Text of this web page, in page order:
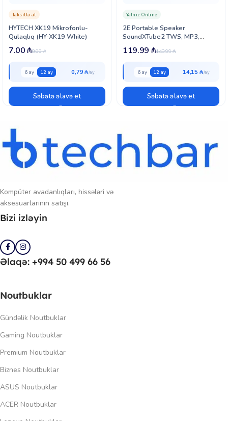
HYTECH XK19 Mikrofonlu-
Qulaqlıq (HY-XK19 White)
Taksitlə al
8.00₼
7.00₼
6 ay 12 ay 0,79 ₼
Səbətə əlavə et
2E Portable Speaker
SoundXTube2 TWS, MP3,
Wireless, Waterproof
Black(2E-BSSXT2WBK)
Yalnız Online
143.99₼
119.99 ₼
6 ay 12 ay 14,15 ₼
Səbətə əlavə et
Kompüter avadanlıqları, hissələri və
aksesuarlarının satışı.
Bizi izləyin
Əlaqə: +994 50 499 66 56
Noutbuklar
Gündəlik Noutbuklar
Gaming Noutbuklar
Premium Noutbuklar
Biznes Noutbuklar
ASUS Noutbuklar
ACER Noutbuklar